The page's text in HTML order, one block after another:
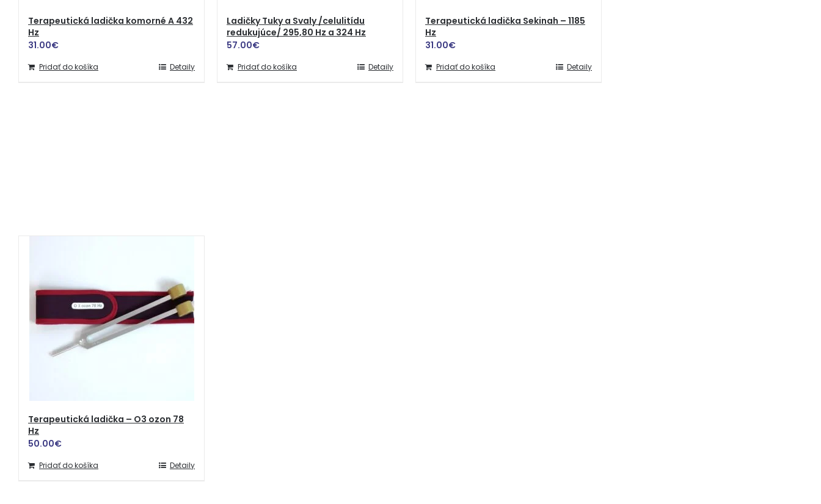
Terapeutická ladička komorné A 432
Hz
31.00€
Pridať do košíka Detaily
Ladičky Tuky a Svaly /celulitídu
redukujúce/ 295,80 Hz a 324 Hz
57.00€
Pridať do košíka Detaily
Terapeutická ladička Sekinah – 1185
Hz
31.00€
Pridať do košíka Detaily
Terapeutická ladička – O3 ozon 78
Hz
50.00€
Pridať do košíka Detaily